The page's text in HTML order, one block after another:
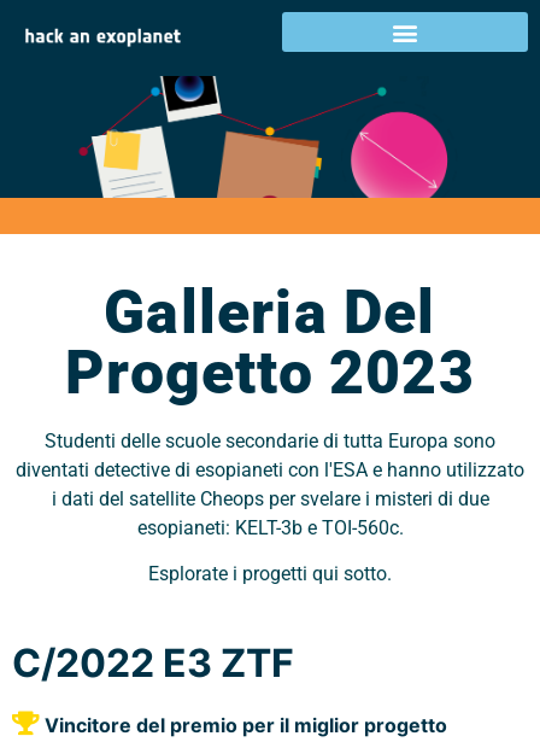
Galleria del progetto
Galleria Del
Progetto 2023
Studenti delle scuole secondarie di tutta Europa sono
diventati detective di esopianeti con l'ESA e hanno utilizzato
i dati del satellite Cheops per svelare i misteri di due
esopianeti: KELT-3b e TOI-560c.
Esplorate i progetti qui sotto.
C/2022 E3 ZTF
Vincitore del premio per il miglior progetto